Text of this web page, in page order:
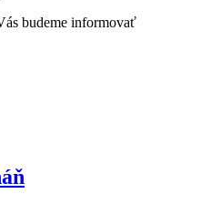
budeme informovať